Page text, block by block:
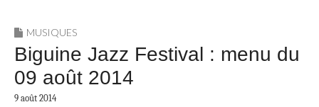
MUSIQUES
Biguine Jazz Festival : menu du
09 août 2014
9 août 2014